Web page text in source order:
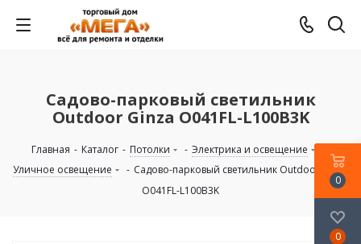
Садово-парковый светильник
Outdoor Ginza O041FL-L100B3K
Главная - Каталог - Потолки - Электрика и освещение
Уличное освещение
- Садово-парковый светильник Outdoor Ginza
O041FL-L100B3K
0
0